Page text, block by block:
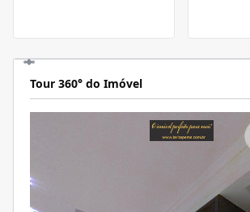
Tour 360° do Imóvel